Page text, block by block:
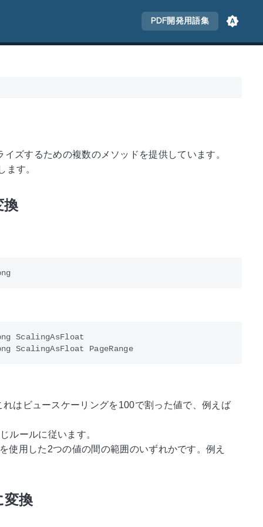
PDF開発用語集
ズするための複数のメソッドを提供しています。
ます。
換
ScalingAsFloat
はビュースケーリングを100で割った値で、例えば
ルールに従います。
使用した2つの値の間の範囲のいずれかです。例え
変換